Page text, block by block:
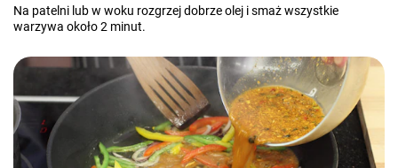
Na patelni lub w woku rozgrzej dobrze olej i smaż wszystkie
warzywa około 2 minut.